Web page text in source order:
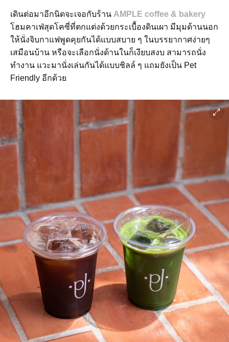
เดินต่อมาอีกนิดจะเจอกับร้าน AMPLE coffee & bakery
โฮมคาเฟ่สุดโคซี่ที่ตกแต่งด้วยกระเบื้องดินเผา มีมุมด้านนอก
ให้นั่งจิบกาแฟพูดคุยกันได้แบบสบาย ๆ ในบรรยากาศง่ายๆ
เสมือนบ้าน หรือจะเลือกนั่งด้านในก็เงียบสงบ สามารถนั่ง
ทำงาน แวะมานั่งเล่นกันได้แบบชิลล์ ๆ แถมยังเป็น Pet
Friendly อีกด้วย